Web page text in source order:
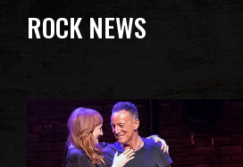
ROCK NEWS